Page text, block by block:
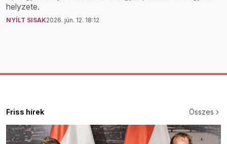
helyzete.
NYÍLT SISAK2026. jún. 12. 18:12
Friss hírek Összes